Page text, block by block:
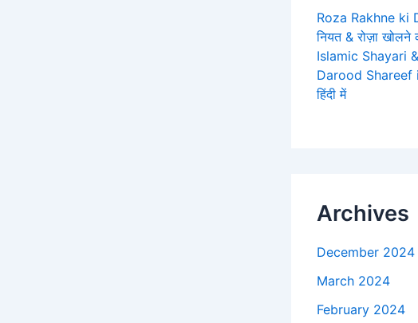
Roza Rakhne ki
नियत & रोज़ा
Islamic Shayari
Darood Shareef
हिंदी में
Archives
December 2024
March 2024
February 2024